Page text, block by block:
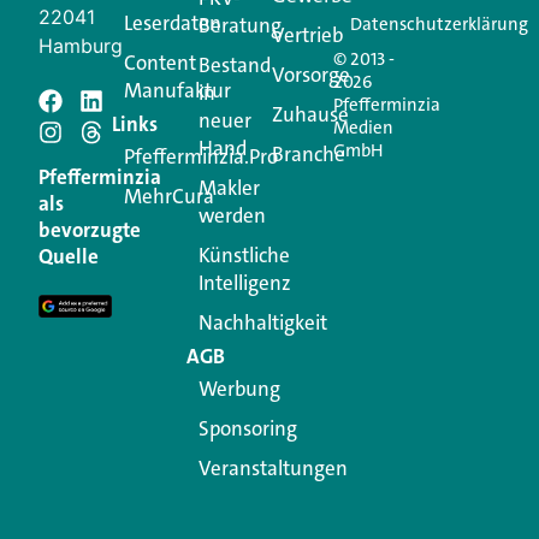
Schreiben Sie einen
Kommentar
Ihre E-Mail-Adresse wird nicht veröffentlicht.
Erforderliche Felder sind mit
Kommentar
22041
Hamburg
Pfefferminzia
als
bevorzugte
Quelle
Leserdaten
Content
Manufaktur
Links
Pfefferminzia.Pro
MehrCura
Beratung
Bestand
in
neuer
Hand
Makler
werden
Künstliche
Intelligenz
Nachhaltigkeit
AGB
Werbung
Sponsoring
Veranstaltungen
Vertrieb
Vorsorge
Zuhause
Branche
© 2013 -
2026
Pfefferminzia
Medien
GmbH
Datenschutzerklärung